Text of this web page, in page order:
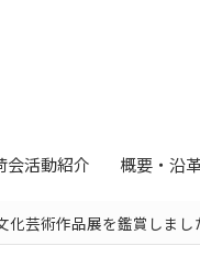
会活動紹介 概要・沿
芸術作品展を鑑賞しまし